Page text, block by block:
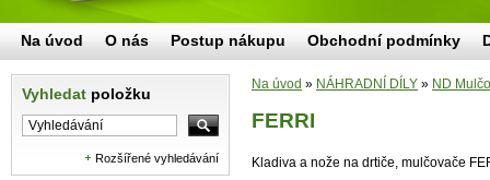
Vyhledat položku
Rozšířené vyhledávání
Na úvod » NÁHRADNÍ DÍLY » ND
FERRI
Kladiva a nože na drtiče, mulčovače
Na úvod O nás Postup nákupu Obchodní podmínky